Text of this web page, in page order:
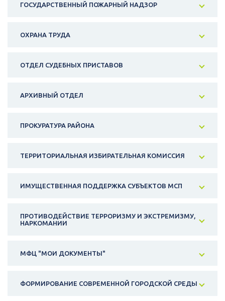
ГОСУДАРСТВЕННЫЙ ПОЖАРНЫЙ НАДЗОР
ОХРАНА ТРУДА
ОТДЕЛ СУДЕБНЫХ ПРИСТАВОВ
АРХИВНЫЙ ОТДЕЛ
ПРОКУРАТУРА РАЙОНА
ТЕРРИТОРИАЛЬНАЯ ИЗБИРАТЕЛЬНАЯ КОМИССИЯ
ИМУЩЕСТВЕННАЯ ПОДДЕРЖКА СУБЪЕКТОВ МСП
ПРОТИВОДЕЙСТВИЕ ТЕРРОРИЗМУ И ЭКСТРЕМИЗМУ,
НАРКОМАНИИ
МФЦ "МОИ ДОКУМЕНТЫ"
ФОРМИРОВАНИЕ СОВРЕМЕННОЙ ГОРОДСКОЙ СРЕДЫ